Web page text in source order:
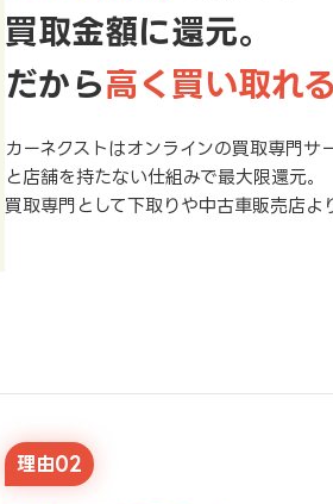
買取金額に還元。
だから高く買い取れ
カーネクストはオンラインの買取専門サ
と店舗を持たない仕組みで最大限還元。
買取専門として下取りや中古車販売店よ
理由02